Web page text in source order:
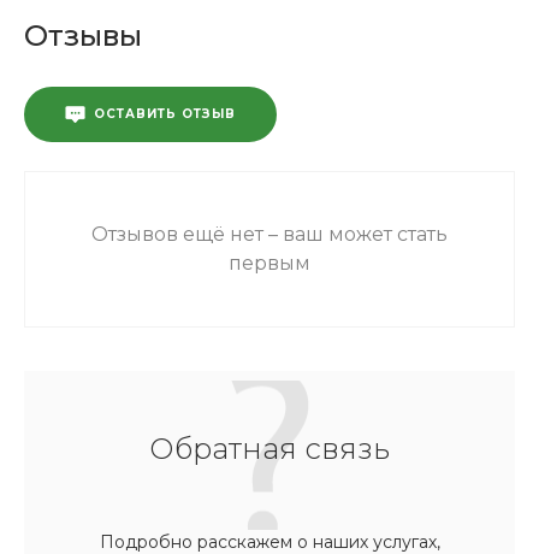
Отзывы
ОСТАВИТЬ ОТЗЫВ
Отзывов ещё нет – ваш может стать
первым
Обратная связь
Подробно расскажем о наших услугах,